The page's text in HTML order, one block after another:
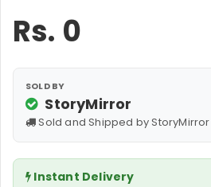
Rs. 0
SOLD BY
StoryMirror
Sold and Shipped by StoryMirror
Instant Delivery